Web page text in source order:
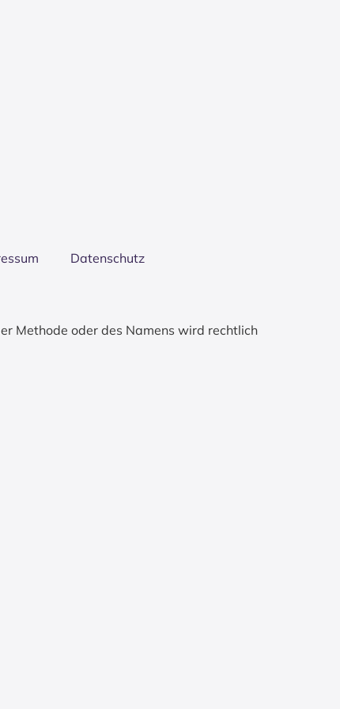
Daten­schutz
Methode oder des Namens wird rechtlich